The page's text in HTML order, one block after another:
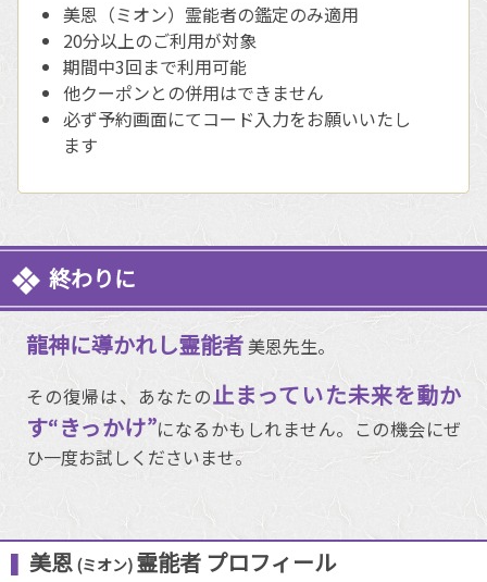
美恩（ミオン）霊能者の鑑定のみ適用
20分以上のご利用が対象
期間中3回まで利用可能
他クーポンとの併用はできません
必ず予約画面にてコード入力をお願いいたし
ます
終わりに
龍神に導かれし霊能者美恩先生。
その復帰は、あなたの止まっていた未来を動か
す“きっかけ”になるかもしれません。この機会にぜ
ひ一度お試しくださいませ。
美恩 (ミオン) 霊能者 プロフィール